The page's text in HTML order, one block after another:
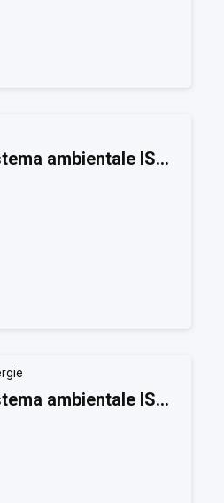
ambientale ISO
ambientale ISO